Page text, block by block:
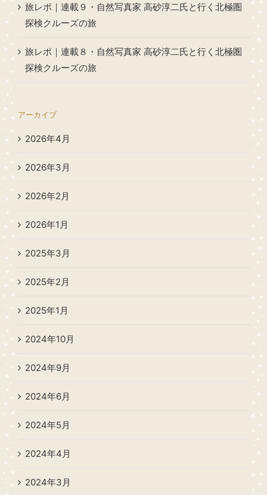
旅レポ｜連載９・自然写真家 高砂淳二氏と行く北極圏
探検クルーズの旅
旅レポ｜連載８・自然写真家 高砂淳二氏と行く北極圏
探検クルーズの旅
アーカイブ
2026年4月
2026年3月
2026年2月
2026年1月
2025年3月
2025年2月
2025年1月
2024年10月
2024年9月
2024年6月
2024年5月
2024年4月
2024年3月